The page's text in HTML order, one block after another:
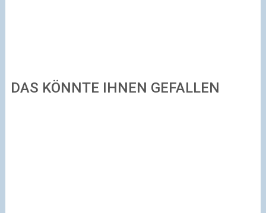
DAS KÖNNTE IHNEN GEFALLEN